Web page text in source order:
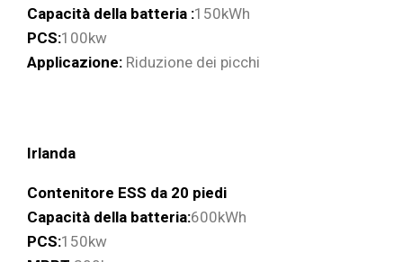
Capacità della batteria :150kWh
PCS:100kw
Applicazione: Riduzione dei picchi
Irlanda
Contenitore ESS da 20 piedi
Capacità della batteria:600kWh
PCS:150kw